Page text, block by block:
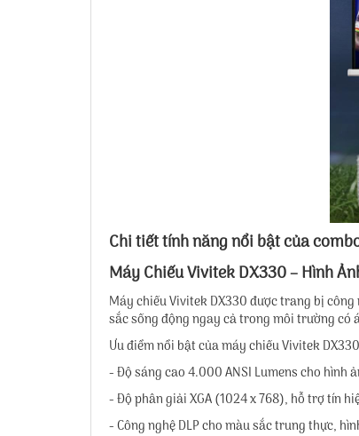
Chi tiết tính năng nổi bật của
Máy Chiếu Vivitek DX330 – Hình
Máy chiếu Vivitek DX330 được trang bị
sắc sống động ngay cả trong môi trường có
Ưu điểm nổi bật của máy chiếu Vivitek
- Độ sáng cao 4.000 ANSI Lumens cho hình
- Độ phân giải XGA (1024 x 768), hỗ trợ tín
- Công nghệ DLP cho màu sắc trung thực,